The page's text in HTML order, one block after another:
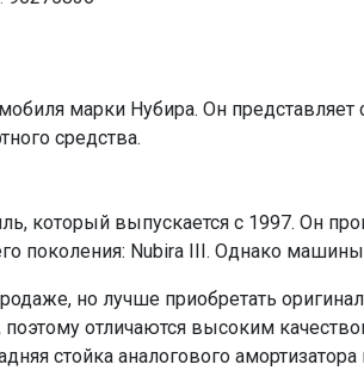
марки Нубира. Он
средства.
который выпускается с 1997. Он
поколения: Nubira III. Однако
но лучше приобретать
отличаются высоким
стойка аналогового